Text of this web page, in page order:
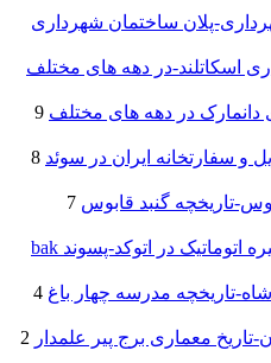
پلان ساختمان شهرداری
اسکاتلند-در دهه های مختلف
در دهه های مختلف 9
و سفارتخانه ایران در سوئد 8
تاریخچه گنبد قابوس 7
فعال یا غیر فعال کردن ذخیره اتوماتیک در اتوکد-پسوند bak
تاریخچه مدرسه چهار باغ 4
تاریخ معماری برج پیر علمدار 2